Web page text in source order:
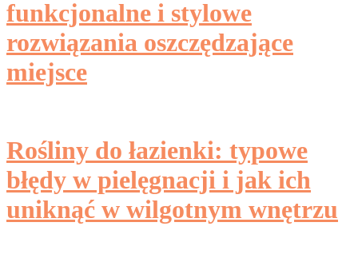
funkcjonalne i stylowe
rozwiązania oszczędzające
miejsce
Rośliny do łazienki: typowe
błędy w pielęgnacji i jak ich
uniknąć w wilgotnym wnętrzu